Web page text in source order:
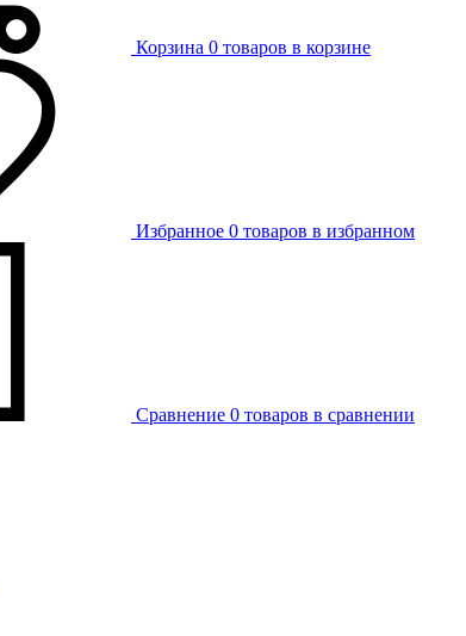
Корзина 0 товаров в корзине
Избранное 0 товаров в избранном
Сравнение 0 товаров в сравнении